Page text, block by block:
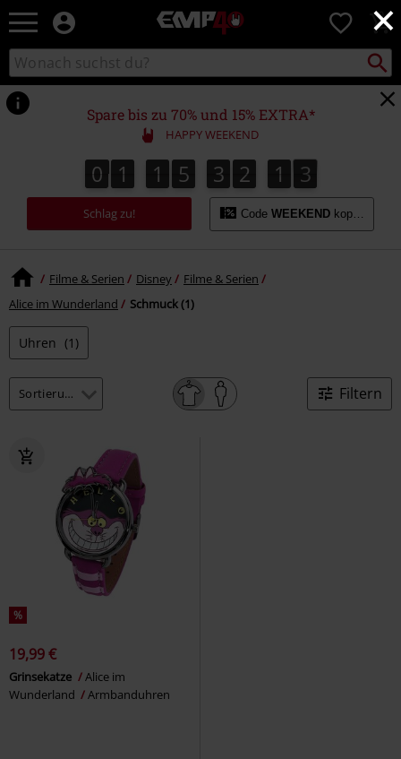
×
EMP
Merchandise
-
Shop
Rock
&
Entertainment
0
Katalog
durchsuchen
suchen
Spare bis zu 70% und 15% EXTRA*
HAPPY WEEKEND
0
0 1
1 1
1 5
5 3
3 2
2 1
1 2
3
2
4
3
Schlag zu! Code WEEKEND kopieren
Filme & Serien Disney
Filme & Serien
Alice im Wunderland
Schmuck (1)
Uhren (1)
Filtern
%
19,99 €
Grinsekatze
Alice im
Wunderland
Armbanduhren